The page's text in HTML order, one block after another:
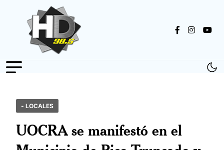
- LOCALES
UOCRA se manifestó en el